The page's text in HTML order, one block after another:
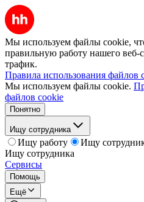
Мы используем файлы cookie,
правильную работу нашего веб-
трафик.
Правила использования файлов
Мы используем файлы cookie.
файлов cookie
Понятно
Ищу сотрудника
Ищу работу
Ищу
Ищу сотрудника
Сервисы
Помощь
Ещё